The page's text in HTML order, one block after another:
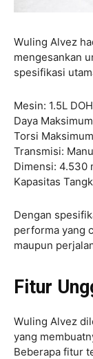
Wuling Alvez
mengesankan
spesifikasi
Mesin: 1.5L
Daya
Torsi
Transmisi:
Dimensi: 4.530
Kapasitas
Dengan
performa yang
maupun
Fitur
Wuling Alvez
yang
Beberapa fitur